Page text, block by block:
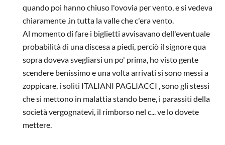
quando poi hanno chiuso l'ovovia per vento, e si vedeva
chiaramente ,in tutta la valle che c'era vento.
Al momento di fare i biglietti avvisavano dell'eventuale
probabilità di una discesa a piedi, perciò il signore qua
sopra doveva svegliarsi un po' prima, ho visto gente
scendere benissimo e una volta arrivati si sono messi a
zoppicare, i soliti ITALIANI PAGLIACCI , sono gli stessi
che si mettono in malattia stando bene, i parassiti della
società vergognatevi, il rimborso nel c... ve lo dovete
mettere.